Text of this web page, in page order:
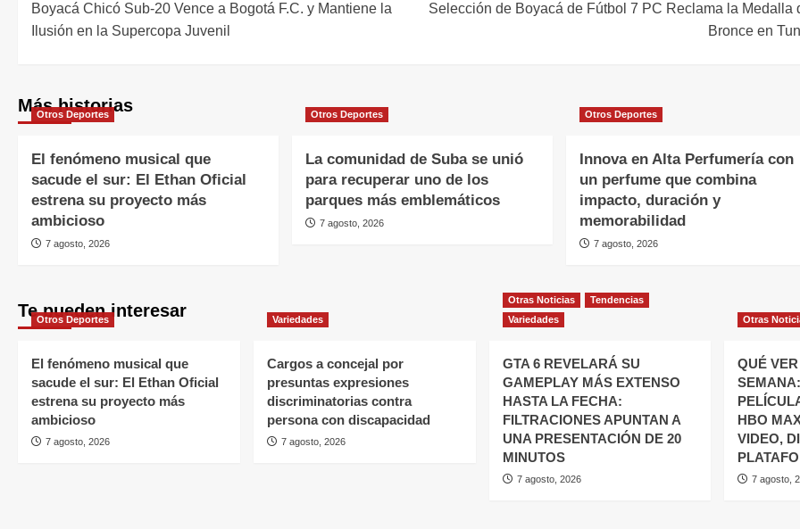
Boyacá Chicó Sub-20 Vence a Bogotá F.C. y Mantiene la
Ilusión en la Supercopa Juvenil
Selección de Boyacá de Fútbol 7 PC Reclama la Medalla
Bronce en
Más historias
Otros Deportes
El fenómeno musical que
sacude el sur: El Ethan Oficial
estrena su proyecto más
ambicioso
7 agosto, 2026
Otros Deportes
La comunidad de Suba se unió
para recuperar uno de los
parques más emblemáticos
7 agosto, 2026
Otros Deportes
Innova en Alta Perfumería con
un perfume que combina
impacto, duración y
memorabilidad
7 agosto, 2026
Te pueden interesar
Otros Deportes
El fenómeno musical que
sacude el sur: El Ethan Oficial
estrena su proyecto más
ambicioso
7 agosto, 2026
Variedades
Cargos a concejal por
presuntas expresiones
discriminatorias contra
persona con discapacidad
7 agosto, 2026
Otras Noticias
Tendencias
Variedades
GTA 6 REVELARÁ SU
GAMEPLAY MÁS EXTENSO
HASTA LA FECHA:
FILTRACIONES APUNTAN A
UNA PRESENTACIÓN DE 20
MINUTOS
7 agosto, 2026
Otras
QUÉ
HBO
VIDEO,
7 agosto,